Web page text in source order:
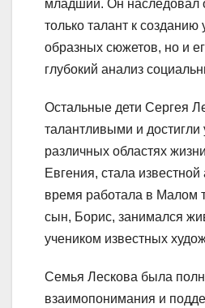
младший. Он наследовал
только талант к созданию
образных сюжетов, но и
глубокий анализ
Остальные дети Сергея
талантливыми и достигли
различных областях
Евгения, стала известной
время работала в Малом
сын, Борис, занимался
учеником известных
Семья Лескова была
взаимопонимания и